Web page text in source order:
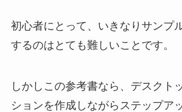
初心者にとって、いきなりサンプ
するのはとても難しいことです。
しかしこの参考書なら、デスクト
ションを作成しながらステップア